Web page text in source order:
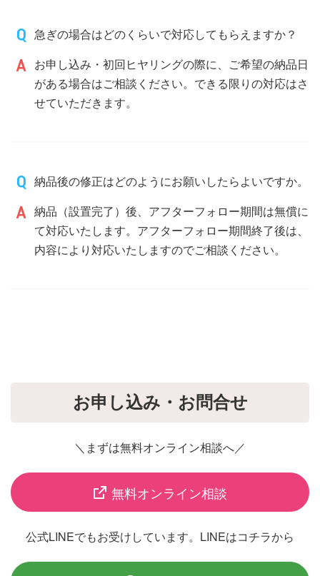
急ぎの場合はどのくらいで対応してもらえますか？
お申し込み・初回ヒヤリングの際に、ご希望の納品日
がある場合はご相談ください。できる限りの対応はさ
せていただきます。
納品後の修正はどのようにお願いしたらよいですか。
納品（設置完了）後、アフターフォロー期間は無償に
て対応いたします。アフターフォロー期間終了後は、
内容により対応いたしますのでご相談ください。
お申し込み・お問合せ
＼まずは無料オンライン相談へ／
無料オンライン相談
公式LINEでもお受けしています。LINEはコチラから